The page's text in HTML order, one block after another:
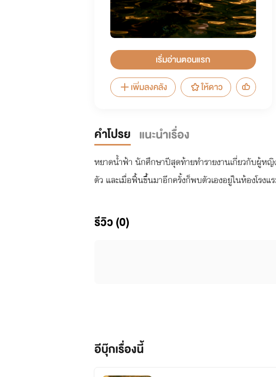
เริ่มอ่านตอนแรก
เพิ่มลงคลัง
ให้ดาว
คำโปรย แนะนำเรื่อง
หยาดน้ำฟ้า นักศึกษาปีสุดท้ายทำรายงานเกี่ยวกับผู้หญิ
ตัว และเมื่อฟื้นขึ้นมาอีกครั้งก็พบตัวเองอยู่ในห้องโรงแ
รีวิว (0)
อีบุ๊กเรื่องนี้